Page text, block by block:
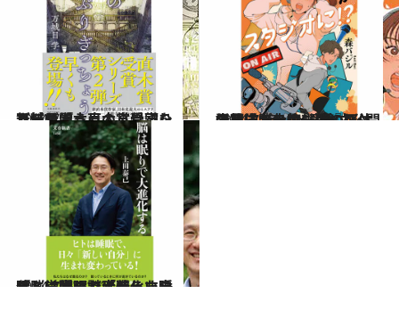
2024.7.6
万城目学、直木賞受賞シリーズ『六月のぶりぶりぎっちょう』より冒頭を無料公開
カルチャー 2024.7.7
生放送で大物俳優の死体発見!? 森バジル『なんで死体がスタジオに!?』話題沸騰の第1章全文公開
カルチャー
2024.7.5
ヒトは睡眠で「新しい自分」に生まれ変わる 睡眠と覚醒の謎に迫った『脳は眠りで大進化する』
カルチャー